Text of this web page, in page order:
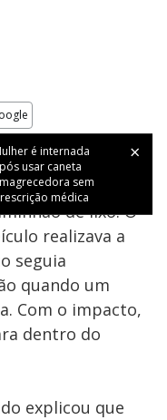
é internada
usar caneta
sem
médica
emSão Paulo
para
de lixo. O
realizava a
seguia
quando um
Com o impacto,
dentro do
explicou que